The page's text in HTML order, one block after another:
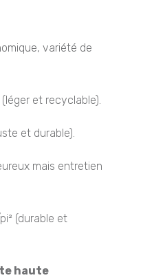
variété de
(léger et recyclable).
et durable).
mais entretien
(durable et
haute